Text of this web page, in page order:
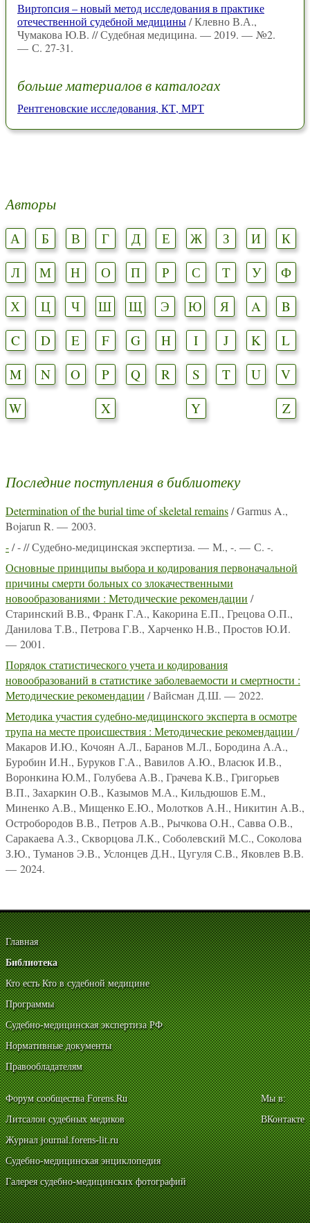
Виртопсия – новый метод исследования в практике
отечественной судебной медицины/ Клевно В.А.,
Чумакова Ю.В. // Судебная медицина. — 2019. — №2.
— С. 27-31.
больше материалов в каталогах
Рентгеновские исследования, КТ, МРТ
Авторы
А Б В Г Д Е Ж З И
К
Л
М Н О П Р С Т У
Ф
Х
Ц Ч Ш Щ Э Ю Я A
B
C
D E F G H I J K
L
M
N O P Q R S T U
V
W
X Y Z
Последние поступления в библиотеку
Determination of the burial time of skeletal remains/ Garmus A.,
Bojarun R. — 2003.
-/ - // Судебно-медицинская экспертиза. — М., -. — С. -.
Основные принципы выбора и кодирования первоначальной
причины смерти больных со злокачественными
новообразованиями : Методические рекомендации /
Старинский В.В., Франк Г.А., Какорина Е.П., Грецова О.П.,
Данилова Т.В., Петрова Г.В., Харченко Н.В., Простов Ю.И.
— 2001.
Порядок статистического учета и кодирования
новообразований в статистике заболеваемости и смертности :
Методические рекомендации / Вайсман Д.Ш. — 2022.
Методика участия судебно-медицинского эксперта в осмотре
трупа на месте происшествия : Методические рекомендации /
Макаров И.Ю., Кочоян А.Л., Баранов М.Л., Бородина А.А.,
Буробин И.Н., Буруков Г.А., Вавилов А.Ю., Власюк И.В.,
Воронкина Ю.М., Голубева А.В., Грачева К.В., Григорьев
В.П., Захаркин О.В., Казымов М.А., Кильдюшов Е.М.,
Миненко А.В., Мищенко Е.Ю., Молотков А.Н., Никитин А.В.,
Остробородов В.В., Петров А.В., Рычкова О.Н., Савва О.В.,
Саракаева А.З., Скворцова Л.К., Соболевский М.С., Соколова
З.Ю., Туманов Э.В., Услонцев Д.Н., Цугуля С.В., Яковлев В.В.
— 2024.
Главная
Библиотека
Кто есть Кто в судебной медицине
Программы
Судебно-медицинская экспертиза РФ
Нормативные документы
Правообладателям
Форум сообщества Forens.Ru
Литсалон судебных медиков
Журнал journal.forens-lit.ru
Судебно-медицинская энциклопедия
Галерея судебно-медицинских фотографий
Мы в:
ВКонтакте